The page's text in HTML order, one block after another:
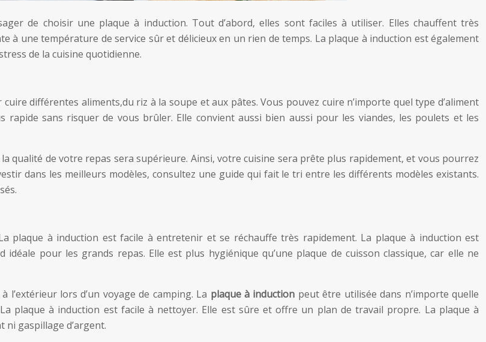
de choisir une plaque à induction. Tout d’abord, elles sont faciles à utiliser. Elles chauffent très
à une température de service sûr et délicieux en un rien de temps. La plaque à induction est également
de la cuisine quotidienne.
différentes aliments,du riz à la soupe et aux pâtes. Vous pouvez cuire n’importe quel type d’aliment
sans risquer de vous brûler. Elle convient aussi bien aussi pour les viandes, les poulets et les
qualité de votre repas sera supérieure. Ainsi, votre cuisine sera prête plus rapidement, et vous pourrez
dans les meilleurs modèles, consultez une guide qui fait le tri entre les différents modèles existants.
plaque à induction est facile à entretenir et se réchauffe très rapidement. La plaque à induction est
pour les grands repas. Elle est plus hygiénique qu’une plaque de cuisson classique, car elle ne
l’extérieur lors d’un voyage de camping. La plaque à induction peut être utilisée dans n’importe quelle
plaque à induction est facile à nettoyer. Elle est sûre et offre un plan de travail propre. La plaque à
gaspillage d’argent.